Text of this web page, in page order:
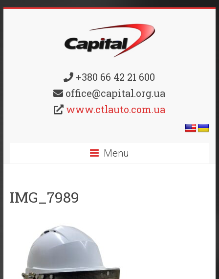
+380 66 42 21 600
office@capital.org.ua
www.ctlauto.com.ua
Menu
IMG_7989